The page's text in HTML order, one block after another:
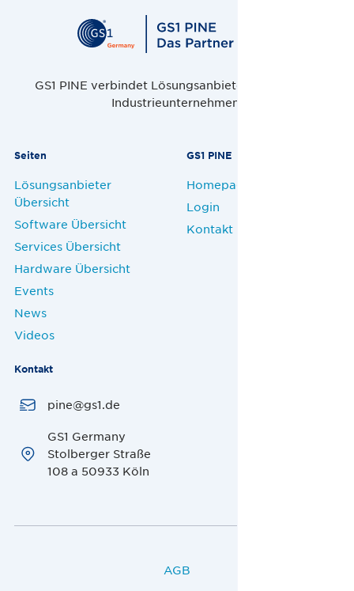
GS1 PINE verbindet Lösungsanbieter, Handel und
Industrieunternehmen.
Seiten
Lösungsanbieter
Übersicht
Software Übersicht
Services Übersicht
Hardware Übersicht
Events
News
Videos
GS1 PINE
Homepage
Login
Kontakt
Kontakt
pine@gs1.de
GS1 Germany
Stolberger Straße
108 a 50933 Köln
AGB